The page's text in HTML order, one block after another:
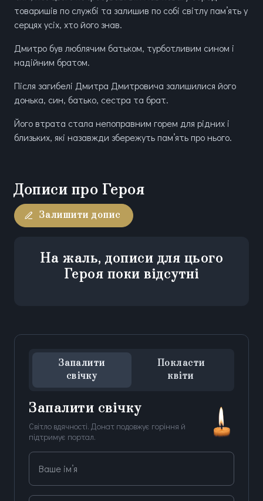
товаришів по службі та залишив по собі світлу пам’ять у
серцях усіх, хто його знав.
Дмитро був люблячим батьком, турботливим сином і
надійним братом.
Після загибелі Дмитра Дмитровича залишилися його
донька, син, батько, сестра та брат.
Його втрата стала непоправним горем для рідних і
близьких, які назавжди збережуть пам’ять про нього.
Дописи про Героя
Залишити допис
На жаль, дописи для цього
Героя поки відсутні
Запалити
свічку
Покласти
квіти
Запалити свічку
Світло вдячності. Донат подовжує горіння й
підтримує портал.
Ваше ім’я